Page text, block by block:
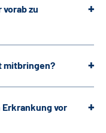
zu
mitbringen?
vor